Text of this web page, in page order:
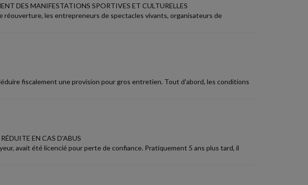
DES MANIFESTATIONS SPORTIVES ET CULTURELLES
les entrepreneurs de spectacles vivants, organisateurs de
fiscalement une provision pour gros entretien. Tout d'abord, les conditions
EN CAS D'ABUS
avait été licencié pour perte de confiance. Pratiquement 5 ans plus tard, il